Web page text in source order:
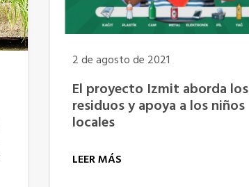
2 de agosto de 2021
El proyecto Izmit aborda los
residuos y apoya a los niños
locales
LEER MÁS